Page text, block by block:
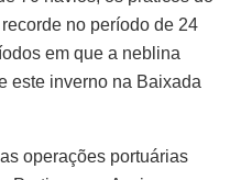
no período de 24
em que a neblina
este inverno na Baixada
operações portuárias